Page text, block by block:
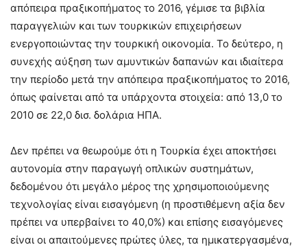
απόπειρα πραξικοπήματος το 2016, γέμισε τα βιβλία
παραγγελιών και των τουρκικών επιχειρήσεων
ενεργοποιώντας την τουρκική οικονομία. Το δεύτερο, η
συνεχής αύξηση των αμυντικών δαπανών και ιδιαίτερα
την περίοδο μετά την απόπειρα πραξικοπήματος το 2016,
όπως φαίνεται από τα υπάρχοντα στοιχεία: από 13,0 το
2010 σε 22,0 δισ. δολάρια ΗΠΑ.
Δεν πρέπει να θεωρούμε ότι η Τουρκία έχει αποκτήσει
αυτονομία στην παραγωγή οπλικών συστημάτων,
δεδομένου ότι μεγάλο μέρος της χρησιμοποιούμενης
τεχνολογίας είναι εισαγόμενη (η προστιθέμενη αξία δεν
πρέπει να υπερβαίνει το 40,0%) και επίσης εισαγόμενες
είναι οι απαιτούμενες πρώτες ύλες, τα ημικατεργασμένα,